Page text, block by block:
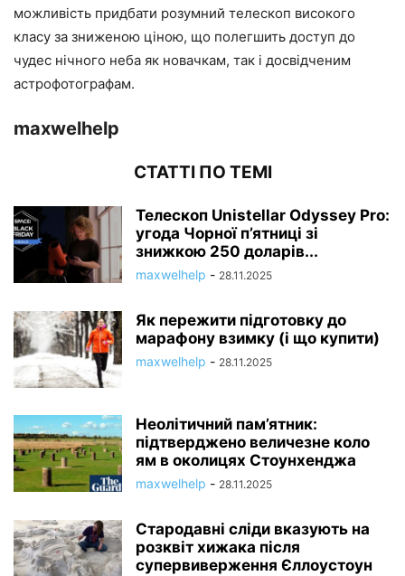
можливість придбати розумний телескоп високого
класу за зниженою ціною, що полегшить доступ до
чудес нічного неба як новачкам, так і досвідченим
астрофотографам.
maxwelhelp
СТАТТІ ПО ТЕМІ
Телескоп Unistellar Odyssey Pro:
угода Чорної п’ятниці зі
знижкою 250 доларів...
maxwelhelp - 28.11.2025
Як пережити підготовку до
марафону взимку (і що купити)
maxwelhelp - 28.11.2025
Неолітичний пам’ятник:
підтверджено величезне коло
ям в околицях Стоунхенджа
maxwelhelp - 28.11.2025
Стародавні сліди вказують на
розквіт хижака після
супервиверження Єллоустоун